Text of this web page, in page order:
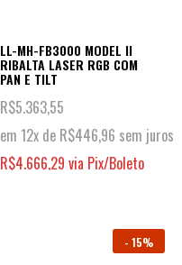
LL-MH-FB3000 MODEL II
RIBALTA LASER RGB COM
PAN E TILT
R$5.363,55
em 12x de R$446,96 sem juros
R$4.666,29 via Pix/Boleto
- 15%